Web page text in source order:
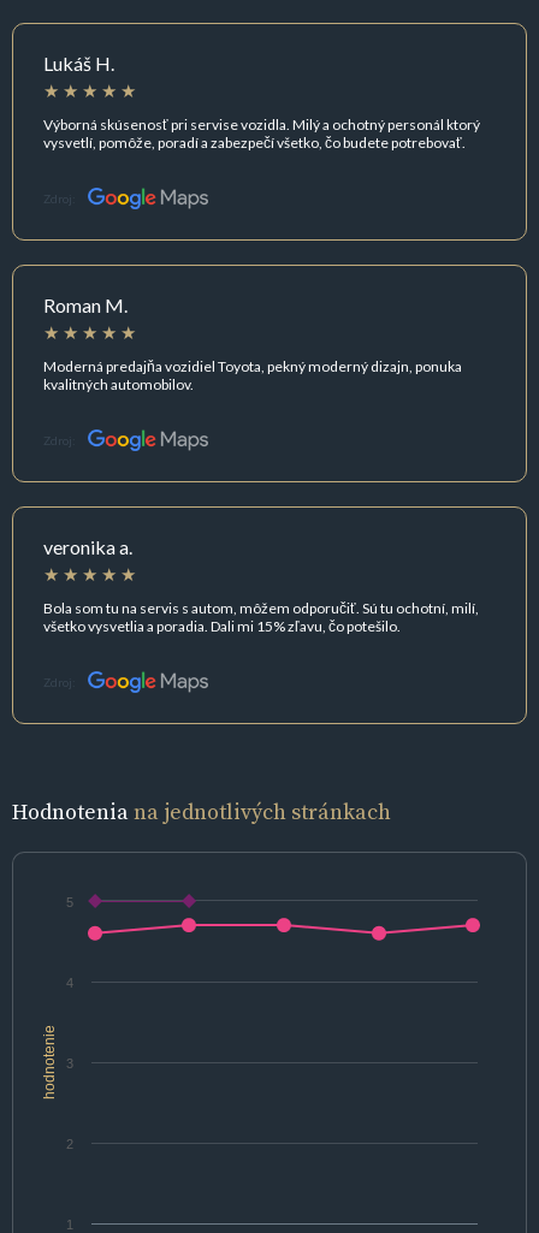
Lukáš H.
Výborná skúsenosť pri servise vozidla. Milý a ochotný personál ktorý
vysvetlí, pomôže, poradí a zabezpečí všetko, čo budete potrebovať.
Zdroj:
Roman M.
Moderná predajňa vozidiel Toyota, pekný moderný dizajn, ponuka
kvalitných automobilov.
Zdroj:
veronika a.
Bola som tu na servis s autom, môžem odporučiť. Sú tu ochotní, milí,
všetko vysvetlia a poradia. Dali mi 15% zľavu, čo potešilo.
Zdroj:
Hodnoteniana jednotlivých stránkach
hodnotenie
1
2
3
4
5